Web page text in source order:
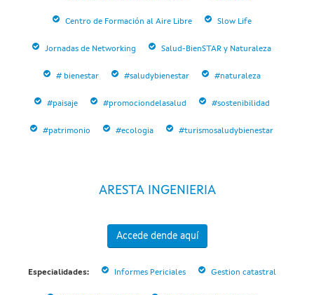
Centro de Formación al Aire Libre Slow Life
Jornadas de Networking Salud-BienSTAR y Naturaleza
# bienestar #saludybienestar #naturaleza
#paisaje #promociondelasalud #sostenibilidad
#patrimonio #ecologia #turismosaludybienestar
ARESTA INGENIERIA
Accede dende aquí
Especialidades: Informes Periciales Gestion catastral